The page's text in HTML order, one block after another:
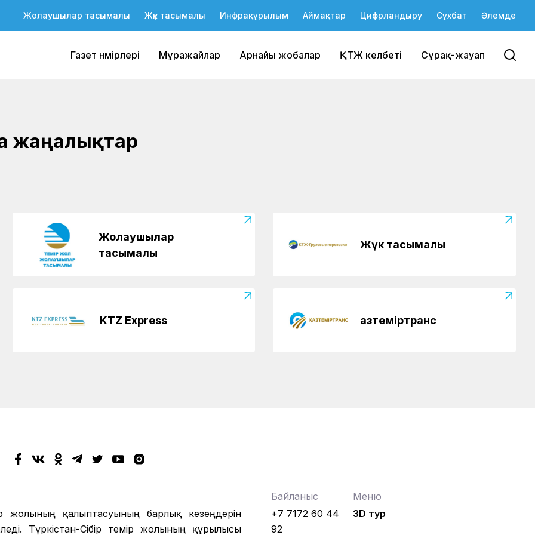
Жолаушылар тасымалы Жүк тасымалы Инфрақұрылым Аймақтар Цифрландыру Сұхбат Әлемде
Газет нөмірлері Мұражайлар Арнайы жобалар ҚТЖ келбеті Сұрақ-жауап
жаңалықтар
Жолаушылар
тасымалы
Жүк тасымалы
KTZ Express Қазтеміртранс
жолының қалыптасуының барлық кезеңдерін
Түркістан-Сібір темір жолының құрылысы
Байланыс
+7 7172 60 44
92
Меню
3D тур